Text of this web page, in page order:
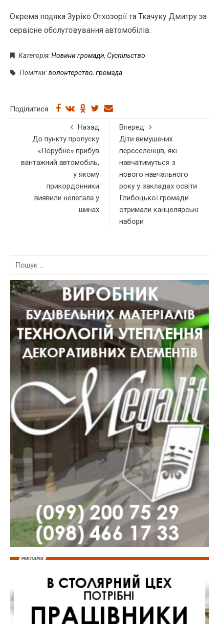
Окрема подяка Зуріко Отхозорії та Ткачуку Дмитру за
сервісне обслуговування автомобілів.
Категорія:Новини громади, Суспільство
Помітки:волонтерство, громада
Поділитися
Назад
До пункту пропуску
«Порубне» прибув
вантажний автомобіль,
у якому
прикордонники
виявили нелегала у
шинах
Вперед
Діти вимушених
переселенців, які
навчатимуться з
нового навчального
року у закладах освіти
Глибоцької громади
отримали канцелярські
набори
ш
у
к
: